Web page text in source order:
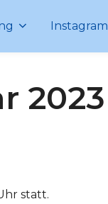
Instagram
2023
statt.